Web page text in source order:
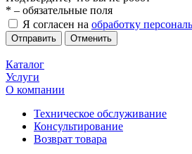
* – обязательные поля
Я согласен на обработку
Отменить
Каталог
Услуги
О компании
Техническое обслуживание
Консультирование
Возврат товара